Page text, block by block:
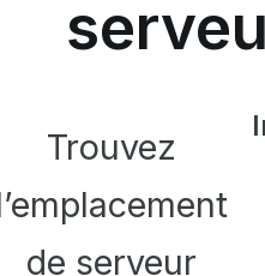
Trouvez
de serveur